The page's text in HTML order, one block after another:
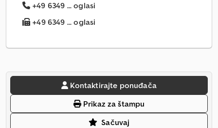
+49 6349 ... oglasi
+49 6349 ... oglasi
Kontaktirajte ponuđača
Prikaz za štampu
Sačuvaj